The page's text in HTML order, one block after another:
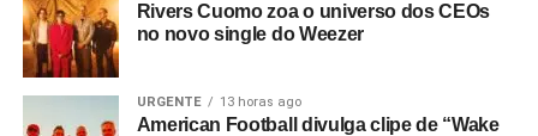
Rivers Cuomo zoa o universo dos CEOs
no novo single do Weezer
URGENTE 13 horas ago
American Football divulga clipe de “Wake